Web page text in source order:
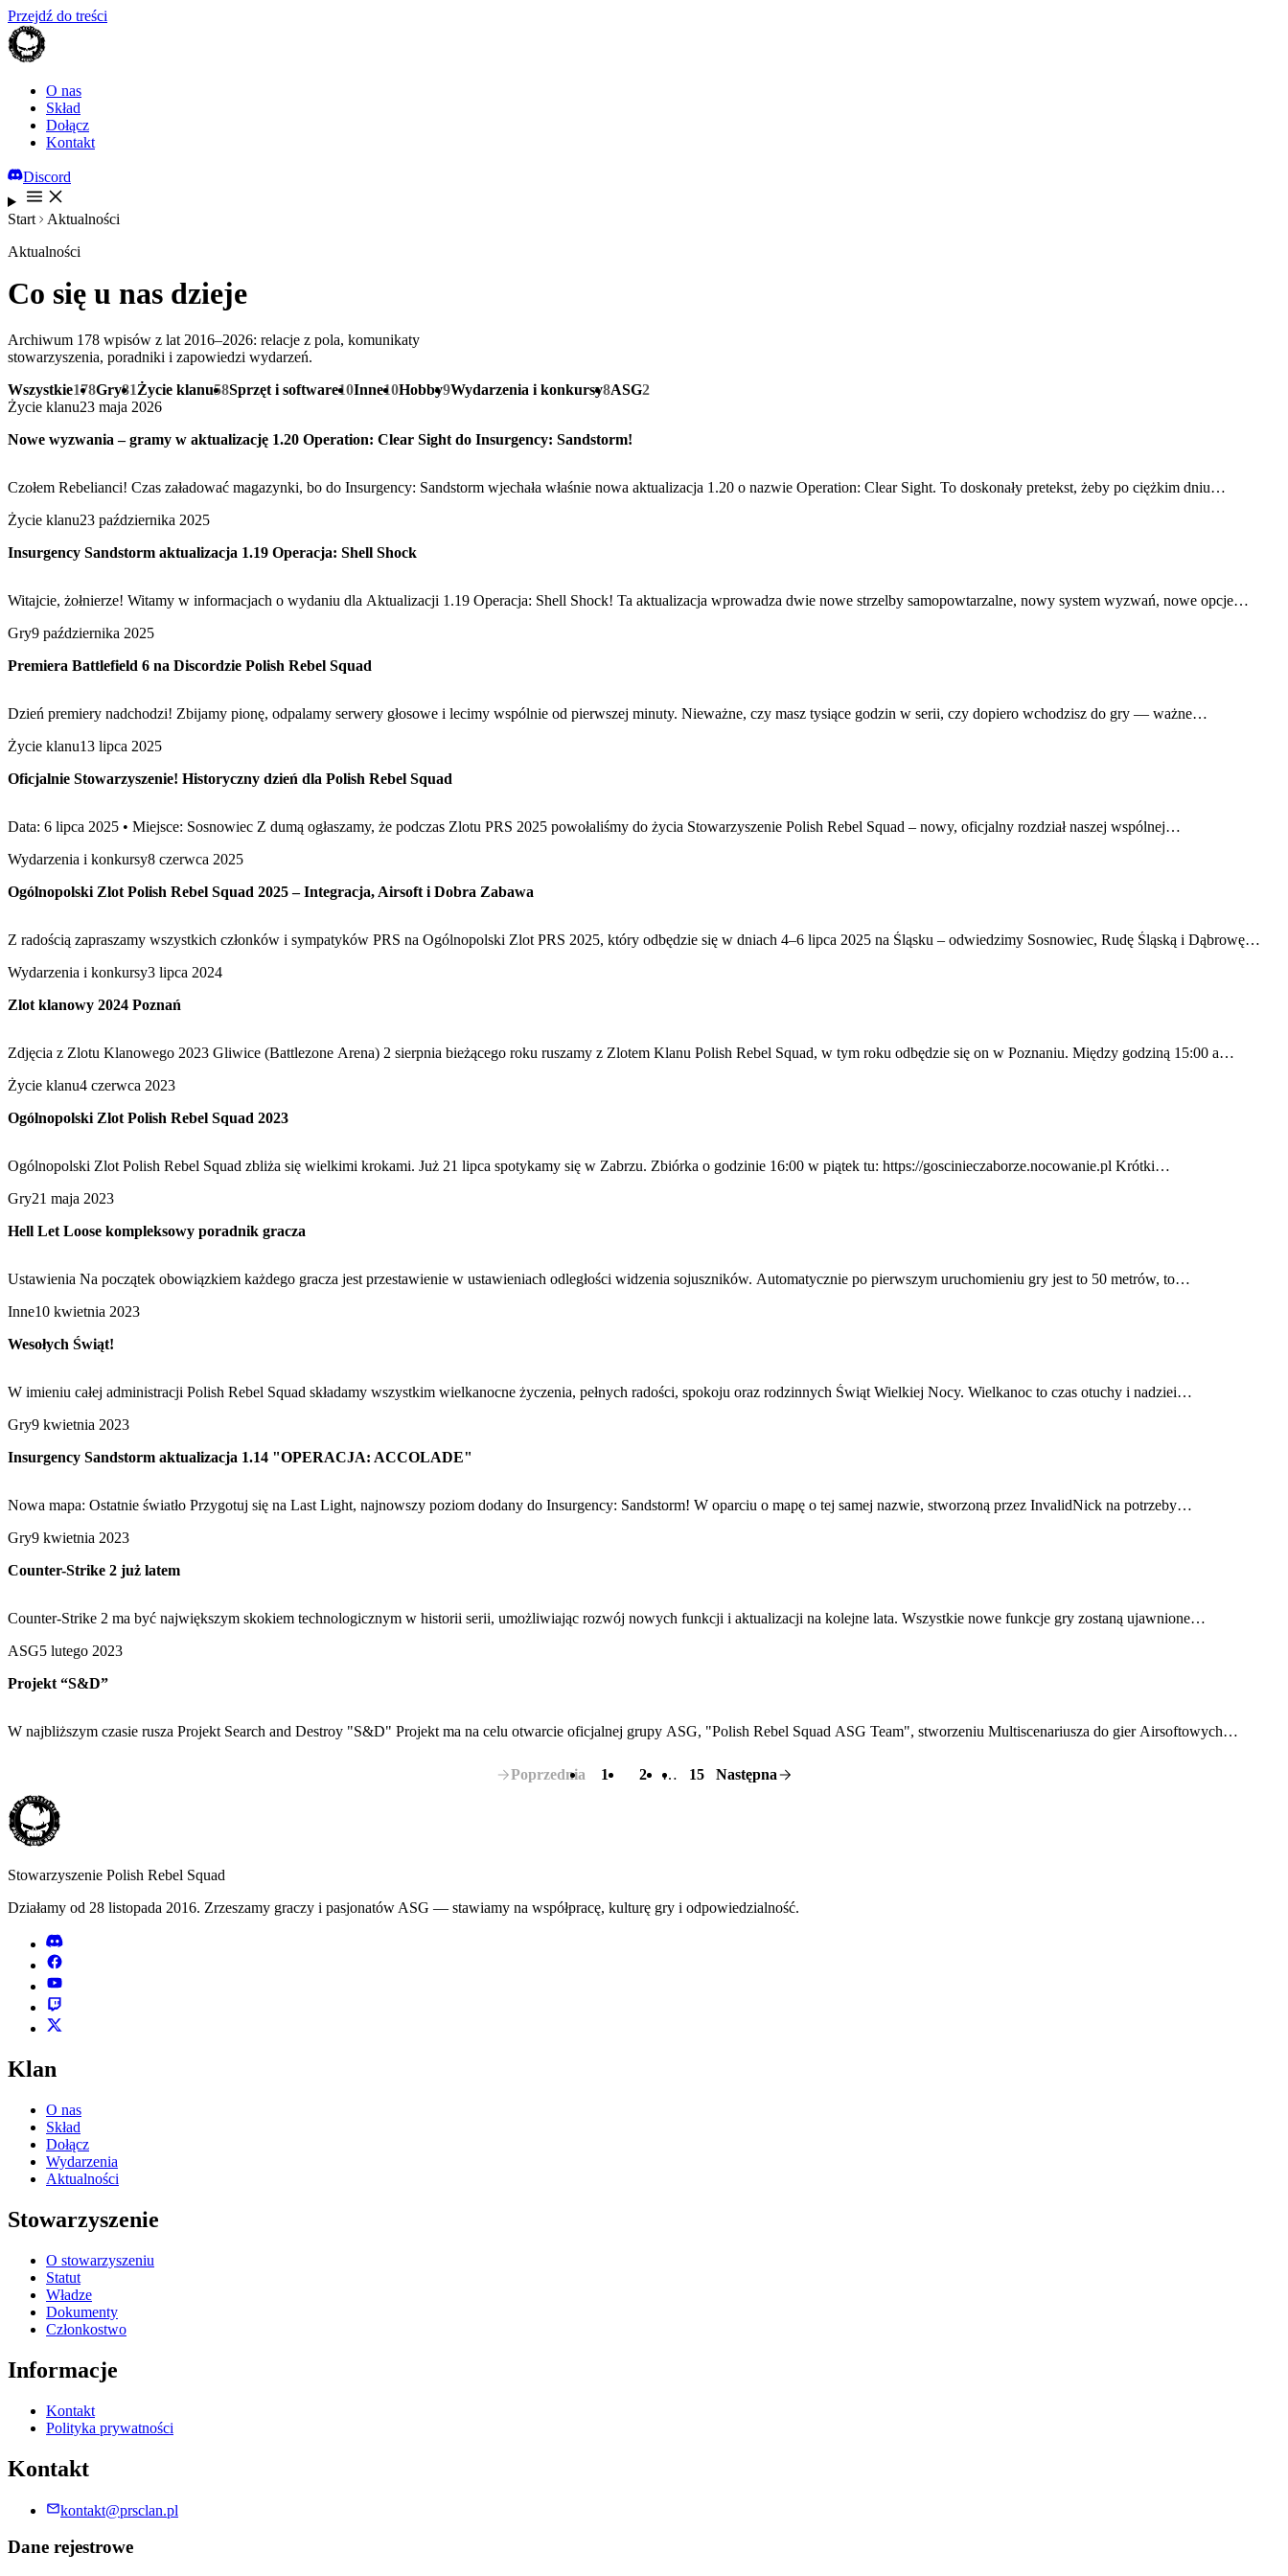
Przejdź do treści
O nas
Skład
Dołącz
Kontakt
Discord
Start
Aktualności
Aktualności
Co się u nas dzieje
Archiwum 178 wpisów z lat 2016–2026: relacje z pola, komunikaty
stowarzyszenia, poradniki i zapowiedzi wydarzeń.
Wszystkie178Gry81Życie klanu58Sprzęt i software10Inne10Hobby9Wydarzenia i konkursy8ASG2
Życie klanu23 maja 2026
Nowe wyzwania – gramy w aktualizację 1.20 Operation: Clear Sight do Insurgency: Sandstorm!
Czołem Rebelianci! Czas załadować magazynki, bo do Insurgency: Sandstorm wjechała właśnie nowa aktualizacja 1.20 o nazwie Operation: Clear Sight. To doskonały pretekst, żeby po ciężkim dniu…
Życie klanu23 października 2025
Insurgency Sandstorm aktualizacja 1.19 Operacja: Shell Shock
Witajcie, żołnierze! Witamy w informacjach o wydaniu dla Aktualizacji 1.19 Operacja: Shell Shock! Ta aktualizacja wprowadza dwie nowe strzelby samopowtarzalne, nowy system wyzwań, nowe opcje…
Gry9 października 2025
Premiera Battlefield 6 na Discordzie Polish Rebel Squad
Dzień premiery nadchodzi! Zbijamy pionę, odpalamy serwery głosowe i lecimy wspólnie od pierwszej minuty. Nieważne, czy masz tysiące godzin w serii, czy dopiero wchodzisz do gry — ważne…
Życie klanu13 lipca 2025
Oficjalnie Stowarzyszenie! Historyczny dzień dla Polish Rebel Squad
Data: 6 lipca 2025 • Miejsce: Sosnowiec Z dumą ogłaszamy, że podczas Zlotu PRS 2025 powołaliśmy do życia Stowarzyszenie Polish Rebel Squad – nowy, oficjalny rozdział naszej wspólnej…
Wydarzenia i konkursy8 czerwca 2025
Ogólnopolski Zlot Polish Rebel Squad 2025 – Integracja, Airsoft i Dobra Zabawa
Z radością zapraszamy wszystkich członków i sympatyków PRS na Ogólnopolski Zlot PRS 2025, który odbędzie się w dniach 4–6 lipca 2025 na Śląsku – odwiedzimy Sosnowiec, Rudę Śląską i Dąbrowę…
Wydarzenia i konkursy3 lipca 2024
Zlot klanowy 2024 Poznań
Zdjęcia z Zlotu Klanowego 2023 Gliwice (Battlezone Arena) 2 sierpnia bieżącego roku ruszamy z Zlotem Klanu Polish Rebel Squad, w tym roku odbędzie się on w Poznaniu. Między godziną 15:00 a…
Życie klanu4 czerwca 2023
Ogólnopolski Zlot Polish Rebel Squad 2023
Ogólnopolski Zlot Polish Rebel Squad zbliża się wielkimi krokami. Już 21 lipca spotykamy się w Zabrzu. Zbiórka o godzinie 16:00 w piątek tu: https://goscinieczaborze.nocowanie.pl Krótki…
Gry21 maja 2023
Hell Let Loose kompleksowy poradnik gracza
Ustawienia Na początek obowiązkiem każdego gracza jest przestawienie w ustawieniach odległości widzenia sojuszników. Automatycznie po pierwszym uruchomieniu gry jest to 50 metrów, to…
Inne10 kwietnia 2023
Wesołych Świąt!
W imieniu całej administracji Polish Rebel Squad składamy wszystkim wielkanocne życzenia, pełnych radości, spokoju oraz rodzinnych Świąt Wielkiej Nocy. Wielkanoc to czas otuchy i nadziei…
Gry9 kwietnia 2023
Insurgency Sandstorm aktualizacja 1.14 "OPERACJA: ACCOLADE"
Nowa mapa: Ostatnie światło Przygotuj się na Last Light, najnowszy poziom dodany do Insurgency: Sandstorm! W oparciu o mapę o tej samej nazwie, stworzoną przez InvalidNick na potrzeby…
Gry9 kwietnia 2023
Counter-Strike 2 już latem
Counter-Strike 2 ma być największym skokiem technologicznym w historii serii, umożliwiając rozwój nowych funkcji i aktualizacji na kolejne lata. Wszystkie nowe funkcje gry zostaną ujawnione…
ASG5 lutego 2023
Projekt “S&D”
W najbliższym czasie rusza Projekt Search and Destroy "S&D" Projekt ma na celu otwarcie oficjalnej grupy ASG, "Polish Rebel Squad ASG Team", stworzeniu Multiscenariusza do gier Airsoftowych…
Poprzednia 1 2 … 15 Następna
Stowarzyszenie Polish Rebel Squad
Działamy od 28 listopada 2016. Zrzeszamy graczy i pasjonatów ASG — stawiamy na współpracę, kulturę gry i odpowiedzialność.
Klan
O nas
Skład
Dołącz
Wydarzenia
Aktualności
Stowarzyszenie
O stowarzyszeniu
Statut
Władze
Dokumenty
Członkostwo
Informacje
Kontakt
Polityka prywatności
Kontakt
kontakt@prsclan.pl
Dane rejestrowe